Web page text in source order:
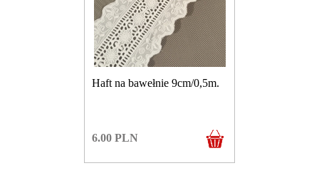
Haft na bawełnie 9cm/0,5m.
6.00 PLN